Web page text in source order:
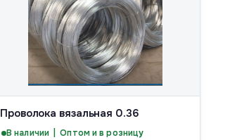
Проволока вязальная 0.36
В наличии | Оптом и в розницу